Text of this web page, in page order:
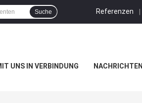
Referenzen |
Suche
UNS IN VERBINDUNG NACHRICHTEN